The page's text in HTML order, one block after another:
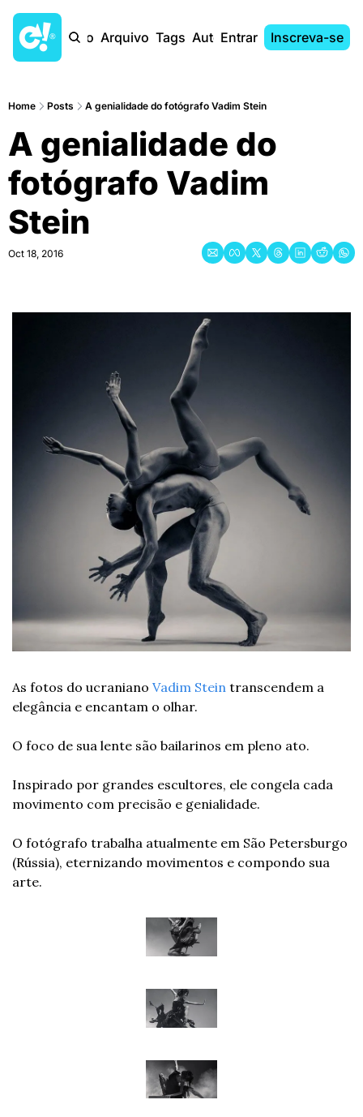
Início Arquivo Tags AutoresEntrar Inscreva-se
Home Posts A genialidade do fotógrafo Vadim Stein
A genialidade do
fotógrafo Vadim
Stein
Oct 18, 2016
As fotos do ucraniano Vadim Stein transcendem a
elegância e encantam o olhar.
O foco de sua lente são bailarinos em pleno ato.
Inspirado por grandes escultores, ele congela cada
movimento com precisão e genialidade.
O fotógrafo trabalha atualmente em São Petersburgo
(Rússia), eternizando movimentos e compondo sua
arte.